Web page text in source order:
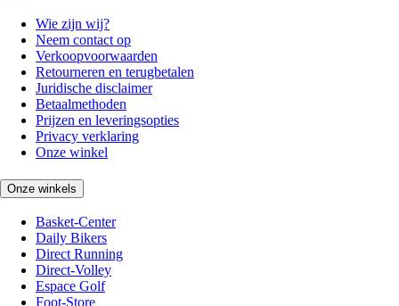
Wie zijn wij?
Neem contact op
Verkoopvoorwaarden
Retourneren en terugbetalen
Juridische disclaimer
Betaalmethoden
Prijzen en leveringsopties
Privacy verklaring
Onze winkel
Onze winkels
Basket-Center
Daily Bikers
Direct Running
Direct-Volley
Espace Golf
Foot-Store